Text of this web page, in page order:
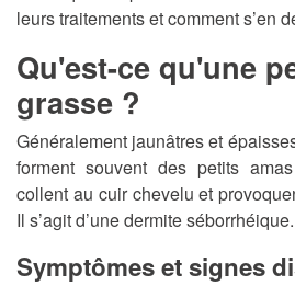
leurs traitements et comment s’en
Qu'est-ce qu'une
grasse ?
Généralement jaunâtres et
forment souvent des petits
collent au cuir chevelu et
Il s’agit d’une dermite séborrhéique.
Symptômes et signes